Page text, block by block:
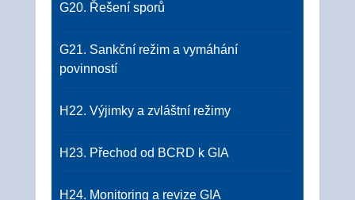
G20. Řešení sporů
G21. Sankční režim a vymáhání
povinností
H22. Výjimky a zvláštní režimy
H23. Přechod od BCRD k GIA
H24. Monitoring a revize GIA